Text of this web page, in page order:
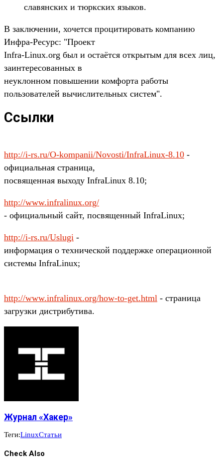
славянских и тюркских языков.
В заключении, хочется процитировать компанию
Инфра-Ресурс: "Проект
Infra-Linux.org был и остаётся открытым для всех лиц,
заинтересованных в
неуклонном повышении комфорта работы
пользователей вычислительных систем".
Ссылки
http://i-rs.ru/O-kompanii/Novosti/InfraLinux-8.10 -
официальная страница,
посвященная выходу InfraLinux 8.10;
http://www.infralinux.org/
- официальный сайт, посвященный InfraLinux;
http://i-rs.ru/Uslugi -
информация о технической поддержке операционной
системы InfraLinux;
http://www.infralinux.org/how-to-get.html - страница
загрузки дистрибутива.
Журнал «Хакер»
Теги:LinuxСтатьи
Check Also